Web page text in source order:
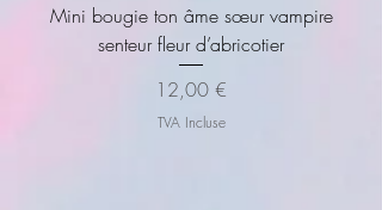
Mini bougie ton âme sœur vampire
senteur fleur d’abricotier
Prix
12,00 €
TVA Incluse